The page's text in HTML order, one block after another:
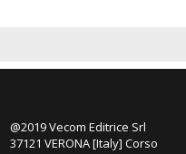
@2019 Vecom Editrice Srl
37121 VERONA [Italy] Corso